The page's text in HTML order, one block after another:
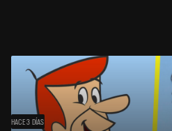
HACE 3 DÍAS